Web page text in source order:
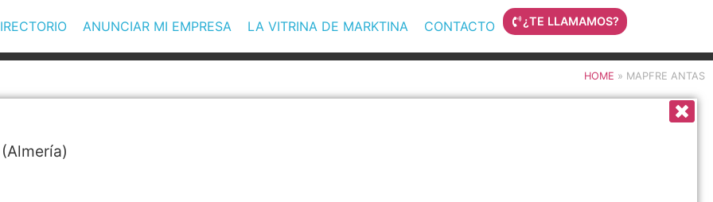
ANUNCIAR MI EMPRESA LA VITRINA DE MARKTINA CONTACTO ¿TE LLAMAMOS?
HOME » MAPFRE ANTAS